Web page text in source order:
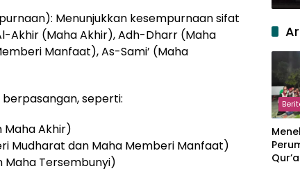
Menunjukkan kesempurnaan sifat
Akhir (Maha Akhir), Adh-Dharr (Maha
Manfaat), As-Sami’ (Maha
berpasangan, seperti:
Maha Akhir)
Mudharat dan Maha Memberi Manfaat)
Maha Tersembunyi)